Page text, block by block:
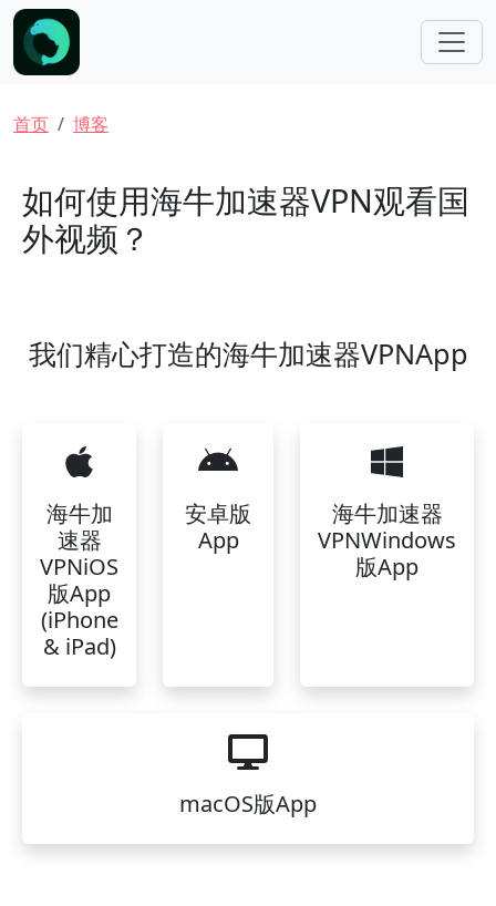
跳转到主要内容
面包屑
首页 博客
如何使用海牛加速器VPN观看国
外视频？
我们精心打造的海牛加速器VPNApp
海牛加
速器
VPNiOS
版App
(iPhone
& iPad)
安卓版
App
海牛加速器
VPNWindows
版App
macOS版App